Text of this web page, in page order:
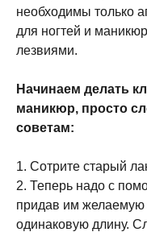
необходимы только
для ногтей и
лезвиями.
Начинаем делать
маникюр, просто
советам:
1. Сотрите старый
2. Теперь надо с
придав им желаемую
одинаковую длину.